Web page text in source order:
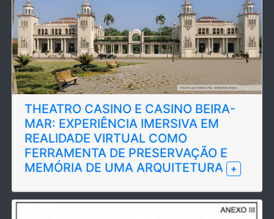
THEATRO CASINO E CASINO BEIRA-
MAR: EXPERIÊNCIA IMERSIVA EM
REALIDADE VIRTUAL COMO
FERRAMENTA DE PRESERVAÇÃO E
MEMÓRIA DE UMA ARQUITETURA
+